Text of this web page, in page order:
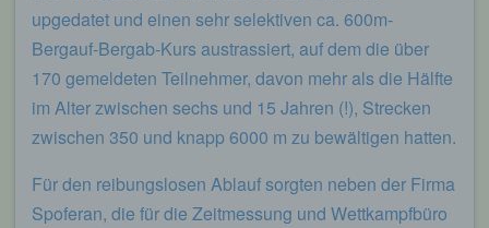
upgedatet und einen sehr selektiven ca. 600m-
Bergauf-Bergab-Kurs austrassiert, auf dem die über
170 gemeldeten Teilnehmer, davon mehr als die Hälfte
im Alter zwischen sechs und 15 Jahren (!), Strecken
zwischen 350 und knapp 6000 m zu bewältigen hatten.
Für den reibungslosen Ablauf sorgten neben der Firma
Spoferan, die für die Zeitmessung und Wettkampfbüro